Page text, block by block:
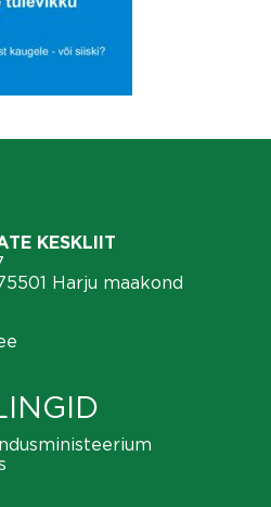
KESKLIIT
Harju maakond